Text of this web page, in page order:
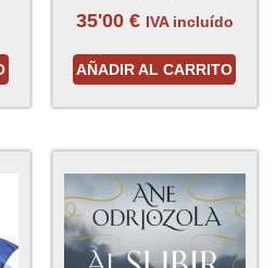
35'00 € IVA incluído
AÑADIR AL CARRITO